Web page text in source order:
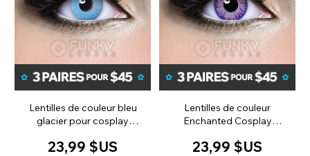
Lentilles de couleur bleu
glacier pour cosplay
23,99 $US
Lentilles de couleur
Enchanted Cosplay
23,99 $US